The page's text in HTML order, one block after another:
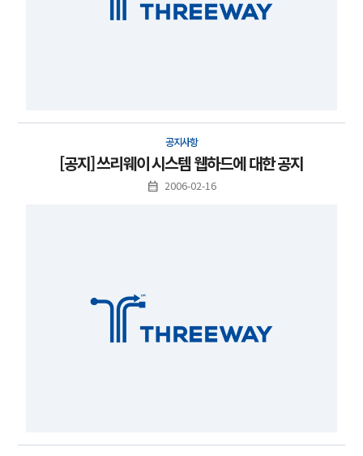
공지사항
[공지] 쓰리웨이 시스템 웹하드에 대한 공지
2006-02-16